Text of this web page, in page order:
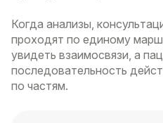
Когда анализы,
проходят по единому
увидеть взаимосвязи, а
последовательность
по частям.